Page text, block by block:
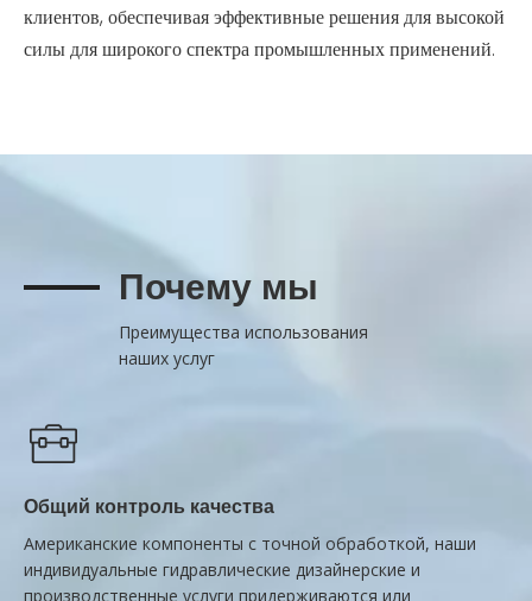
клиентов, обеспечивая эффективные решения для высокой
силы для широкого спектра промышленных применений.
Почему мы
Преимущества использования
наших услуг
Общий контроль качества
Американские компоненты с точной обработкой, наши
индивидуальные гидравлические дизайнерские и
производственные услуги придерживаются или